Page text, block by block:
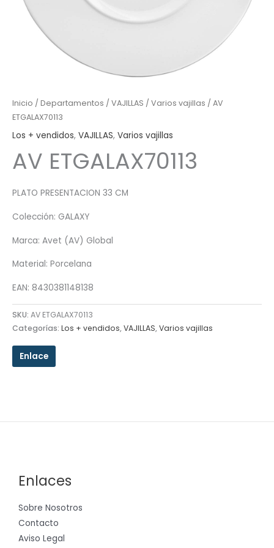
Inicio / Departamentos / VAJILLAS / Varios vajillas / AV
ETGALAX70113
Los + vendidos, VAJILLAS, Varios vajillas
AV ETGALAX70113
PLATO PRESENTACION 33 CM
Colección: GALAXY
Marca: Avet (AV) Global
Material: Porcelana
EAN: 8430381148138
SKU: AV ETGALAX70113
Categorías: Los + vendidos,VAJILLAS,Varios vajillas
Enlace
Enlaces
Sobre Nosotros
Contacto
Aviso Legal